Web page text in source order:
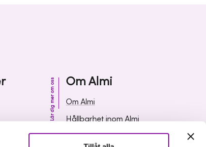
Om Almi
Lär dig mer om oss
Om Almi
Hållbarhet inom Almi
Organisation